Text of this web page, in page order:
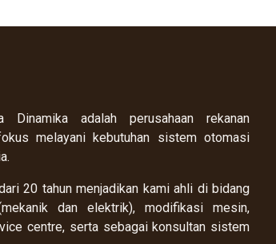
Dinamika adalah perusahaan rekanan
melayani kebutuhan sistem otomasi
20 tahun menjadikan kami ahli di bidang
dan elektrik), modifikasi mesin,
centre, serta sebagai konsultan sistem